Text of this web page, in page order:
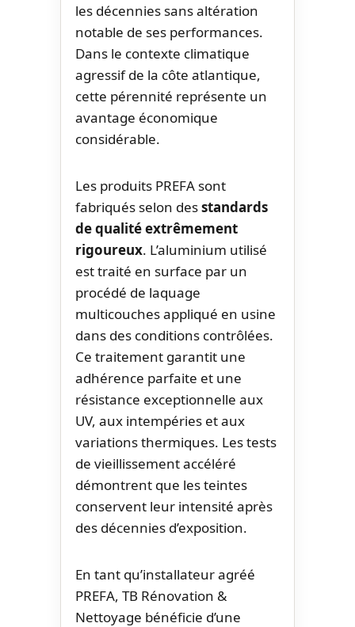
les décennies sans altération
notable de ses performances.
Dans le contexte climatique
agressif de la côte atlantique,
cette pérennité représente un
avantage économique
considérable.
Les produits PREFA sont
fabriqués selon desstandards
de qualité extrêmement
rigoureux. L’aluminium utilisé
est traité en surface par un
procédé de laquage
multicouches appliqué en usine
dans des conditions contrôlées.
Ce traitement garantit une
adhérence parfaite et une
résistance exceptionnelle aux
UV, aux intempéries et aux
variations thermiques. Les tests
de vieillissement accéléré
démontrent que les teintes
conservent leur intensité après
des décennies d’exposition.
En tant qu’installateur agréé
PREFA, TB Rénovation &
Nettoyage bénéficie d’une